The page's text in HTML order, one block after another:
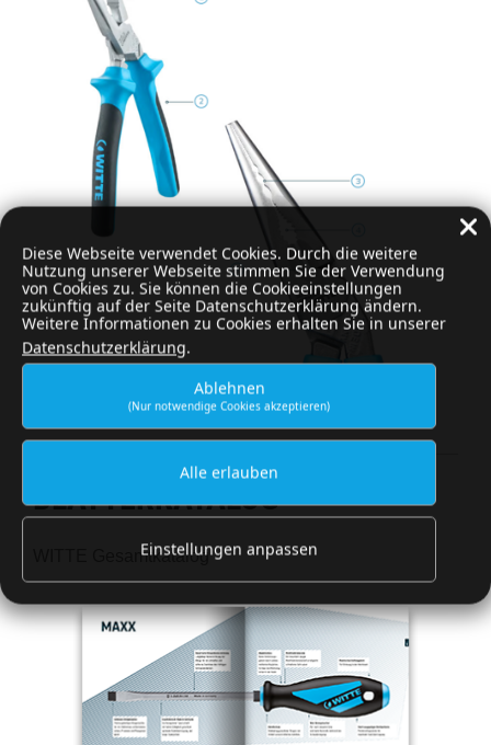
BLÄTTERKATALOG
WITTE Gesamtkatalog
Diese Webseite verwendet Cookies. Durch die weitere
Nutzung unserer Webseite stimmen Sie der Verwendung
von Cookies zu. Sie können die Cookieeinstellungen
zukünftig auf der Seite Datenschutzerklärung ändern.
Weitere Informationen zu Cookies erhalten Sie in unserer
Datenschutzerklärung.
Ablehnen
(Nur notwendige Cookies akzeptieren)
Alle erlauben
Einstellungen anpassen